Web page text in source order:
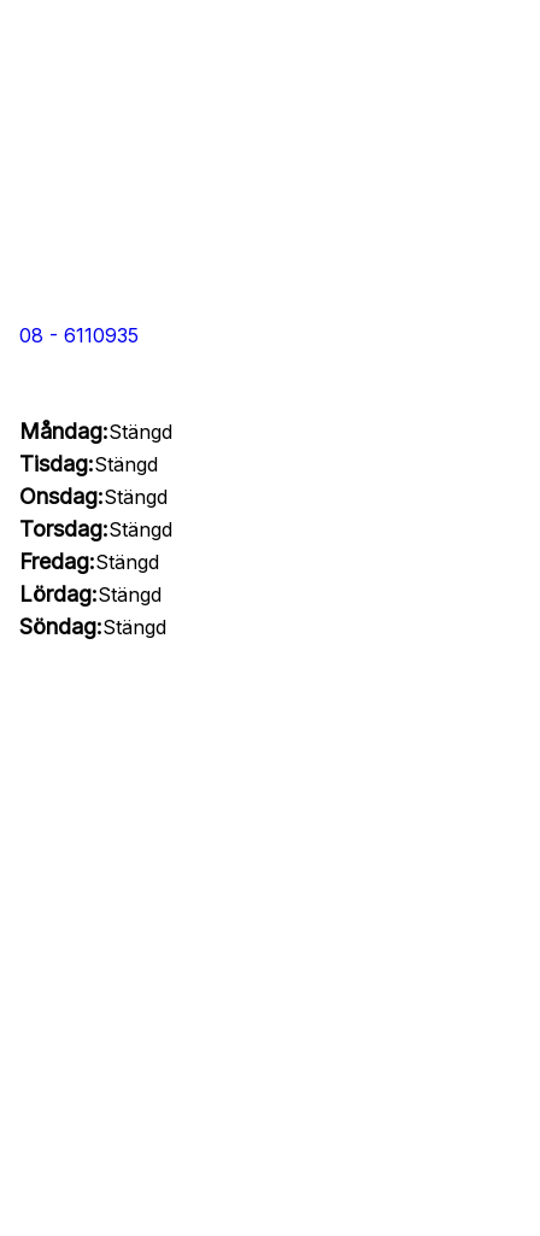
08 - 6110935
Måndag:Stängd
Tisdag:Stängd
Onsdag:Stängd
Torsdag:Stängd
Fredag:Stängd
Lördag:Stängd
Söndag:Stängd